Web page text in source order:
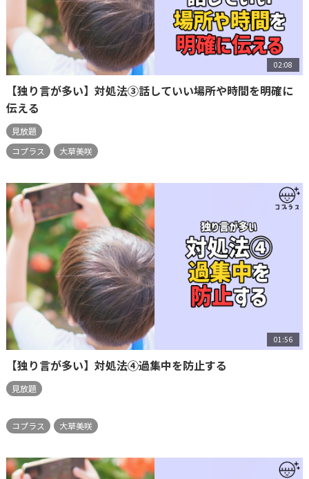
02:08
【独り言が多い】対処法③話していい場所や時間を明確に
伝える
見放題
コプラス
大草美咲
01:56
【独り言が多い】対処法④過集中を防止する
見放題
コプラス 大草美咲